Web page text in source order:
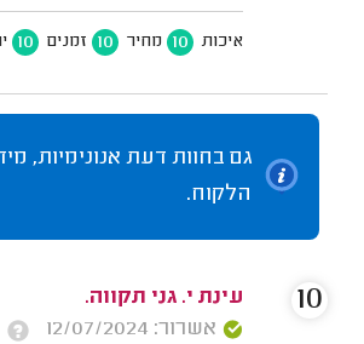
איכות 10 מחיר 10 זמנים 10
גם בחוות דעת אנונימיות,
הלקוח.
עינת י. גני תקווה.
אשרור: 12/07/2024
10